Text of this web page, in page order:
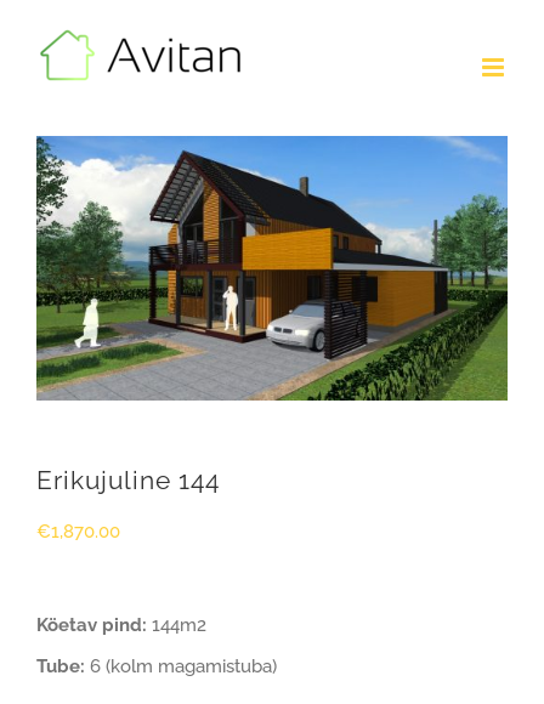
Erikujuline 144
€1,870.00
Köetav pind: 144m2
Tube: 6 (kolm magamistuba)